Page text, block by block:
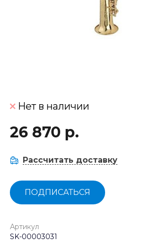
Нет в наличии
26 870 р.
Рассчитать доставку
ПОДПИСАТЬСЯ
Артикул
SK-00003031